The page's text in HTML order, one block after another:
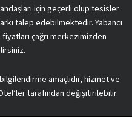
için geçerli olup tesisler
talep edebilmektedir. Yabancı
çağrı merkezimizden
amaçlıdır, hizmet ve
tarafından değişitirilebilir.